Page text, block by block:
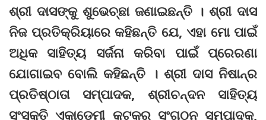
ଶ୍ରୀ ଦାସଙ୍କୁ ଶୁଭେଚ୍ଛା ଜଣାଇଛନ୍ତି । ଶ୍ରୀ ଦାସ
ନିଜ ପ୍ରତିକ୍ରିୟାରେ କହିଛନ୍ତି ଯେ, ଏହା ମୋ ପାଇଁ
ଅଧିକ ସାହିତ୍ୟ ସର୍ଜନା କରିବା ପାଇଁ ପ୍ରେରଣା
ଯୋଗାଇବ ବୋଲି କହିଛନ୍ତି । ଶ୍ରୀ ଦାସ ନିଷାନ୍‌ର
ପ୍ରତିଷ୍ଠାତା ସମ୍ପାଦକ, ଶ୍ରୀଚନ୍ଦନ ସାହିତ୍ୟ
ସଂସ୍କୃତି ଏକାଡେମୀ କଟକର ସଂଗଠନ ସମ୍ପାଦକ,